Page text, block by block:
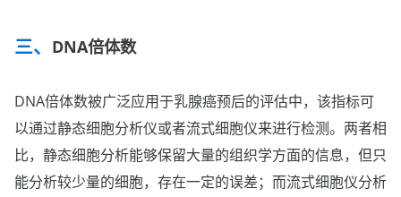
DNA倍体数
DNA倍体数被广泛应用于乳腺癌预后的评估中，该指标可
以通过静态细胞分析仪或者流式细胞仪来进行检测。两者相
比，静态细胞分析能够保留大量的组织学方面的信息，但只
能分析较少量的细胞，存在一定的误差；而流式细胞仪分析